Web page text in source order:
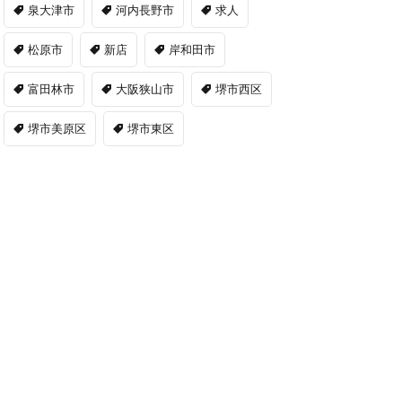
泉大津市 河内長野市 求人
松原市 新店 岸和田市
富田林市 大阪狭山市 堺市西区
堺市美原区 堺市東区